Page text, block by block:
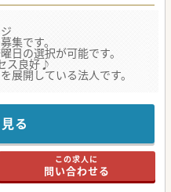
集です。
日の選択が可能です。
ス良好♪
展開している法人です。
る
この求人に
問い合わせる